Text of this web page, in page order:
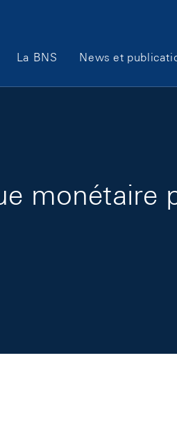
Main Navigation
La BNS News et
monétaire